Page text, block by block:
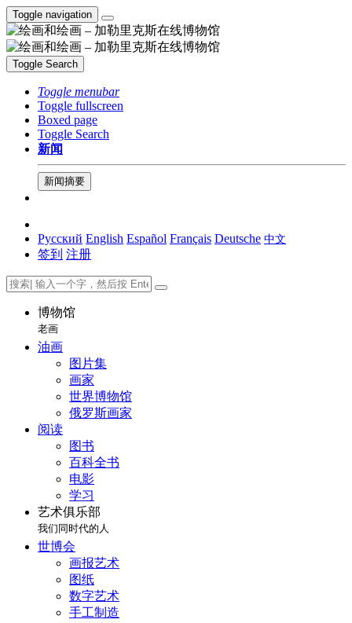
Toggle navigation
Toggle Search
Toggle menubar
Toggle fullscreen
Boxed page
Toggle Search
新闻
新闻摘要
Русский English Español Français Deutsche 中文
签到 注册
博物馆
老画
油画
图片集
画家
世界博物馆
俄罗斯画家
阅读
图书
百科全书
电影
学习
艺术俱乐部
我们同时代的人
世博会
画报艺术
图纸
数字艺术
手工制造